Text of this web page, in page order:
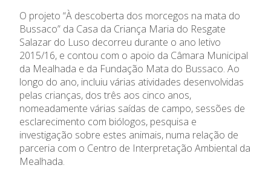
O projeto “À descoberta dos morcegos na mata do
Bussaco” da Casa da Criança Maria do Resgate
Salazar do Luso decorreu durante o ano letivo
2015/16, e contou com o apoio da Câmara Municipal
da Mealhada e da Fundação Mata do Bussaco. Ao
longo do ano, incluiu várias atividades desenvolvidas
pelas crianças, dos três aos cinco anos,
nomeadamente várias saídas de campo, sessões de
esclarecimento com biólogos, pesquisa e
investigação sobre estes animais, numa relação de
parceria com o Centro de Interpretação Ambiental da
Mealhada.